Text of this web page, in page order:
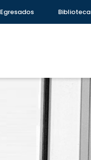
Egresados Biblioteca